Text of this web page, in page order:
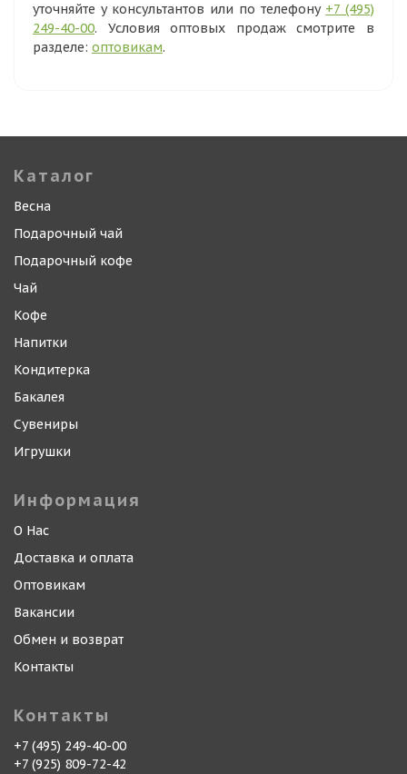
уточняйте у консультантов или по телефону +7 (495)
249-40-00. Условия оптовых продаж смотрите в
разделе: оптовикам.
Каталог
Весна
Подарочный чай
Подарочный кофе
Чай
Кофе
Напитки
Кондитерка
Бакалея
Сувениры
Игрушки
Информация
О Нас
Доставка и оплата
Оптовикам
Вакансии
Обмен и возврат
Контакты
Контакты
+7 (495) 249-40-00
+7 (925) 809-72-42